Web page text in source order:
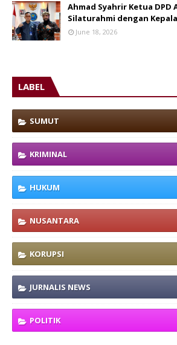
Ahmad Syahrir Ketua DPD
Silaturahmi dengan
June 18, 2026
LABEL
SUMUT
KRIMINAL
HUKUM
NUSANTARA
KORUPSI
JURNALIS NEWS
POLITIK